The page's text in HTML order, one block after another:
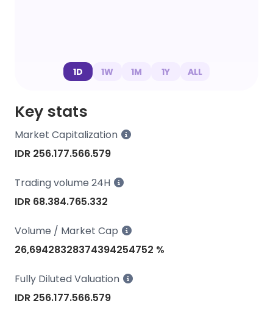
1D 1W 1M 1Y ALL
Key stats
Market Capitalization
IDR 256.177.566.579
Trading volume 24H
IDR 68.384.765.332
Volume / Market Cap
26,69428328374394254752 %
Fully Diluted Valuation
IDR 256.177.566.579